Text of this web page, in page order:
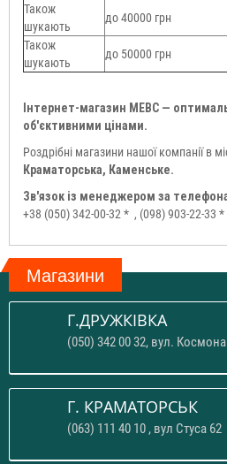
Також
шукають
до 40000 грн
Також
шукають
до 50000 грн
Інтернет-магазин МЕВС —
об'єктивними цінами.
Роздрібні магазини нашої компанії в
Краматорська, Каменське.
Зв'язок із менеджером за
+38 (050) 342-00-32 * , (098) 903-22-33 *
Магазини
Г.ДРУЖКІВКА
(050) 342 00 32, вул.
Г. КРАМАТОРСЬК
(063) 111 40 10 , вул Стуса 62